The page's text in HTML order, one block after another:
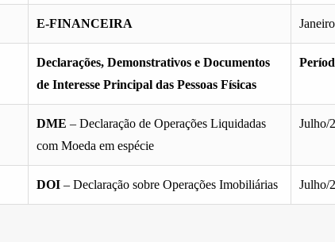
E-FINANCEIRA
Declarações, Demonstrativos e Documentos
de Interesse Principal das Pessoas Físicas
DME – Declaração de Operações Liquidadas
com Moeda em espécie
Julho/
DOI – Declaração sobre Operações Imobiliárias Julho/